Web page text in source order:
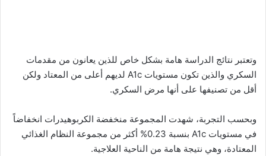
وتعتبر نتائج الدراسة هامة بشكل خاص للذين يعانون من مقدمات
السكري والذين تكون مستويات A1c لديهم أعلى من المعتاد ولكن
أقل من تصنيفها على أنها مرض السكري.
وبحسب التجربة، شهدت المجموعة منخفضة الكربوهيدرات انخفاضاً
في مستويات A1c بنسبة 0.23% أكثر من مجموعة النظام الغذائي
المعتادة، وهي نتيجة هامة من الناحية العلاجية.